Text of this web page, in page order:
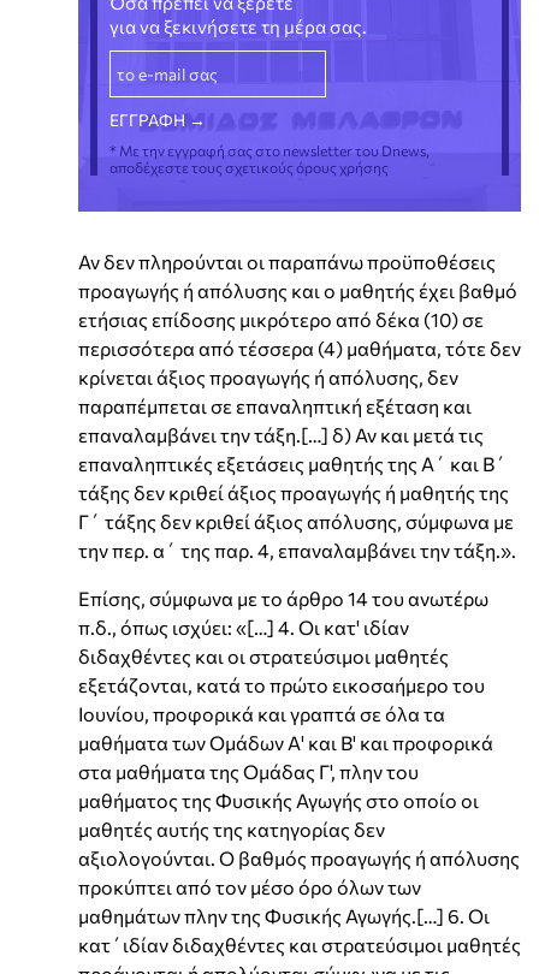
για να ξεκινήσετε τη μέρα σας.
* Με την εγγραφή σας στο newsletter του Dnews,
αποδέχεστε τους σχετικούς όρους χρήσης
Αν δεν πληρούνται οι παραπάνω προϋποθέσεις
προαγωγής ή απόλυσης και ο μαθητής έχει βαθμό
ετήσιας επίδοσης μικρότερο από δέκα (10) σε
περισσότερα από τέσσερα (4) μαθήματα, τότε δεν
κρίνεται άξιος προαγωγής ή απόλυσης, δεν
παραπέμπεται σε επαναληπτική εξέταση και
επαναλαμβάνει την τάξη.[…] δ) Αν και μετά τις
επαναληπτικές εξετάσεις μαθητής της Α΄ και Β΄
τάξης δεν κριθεί άξιος προαγωγής ή μαθητής της
Γ΄ τάξης δεν κριθεί άξιος απόλυσης, σύμφωνα με
την περ. α΄ της παρ. 4, επαναλαμβάνει την τάξη.».
Επίσης, σύμφωνα με το άρθρο 14 του ανωτέρω
π.δ., όπως ισχύει: «[…] 4. Οι κατ' ιδίαν
διδαχθέντες και οι στρατεύσιμοι μαθητές
εξετάζονται, κατά το πρώτο εικοσαήμερο του
Ιουνίου, προφορικά και γραπτά σε όλα τα
μαθήματα των Ομάδων Α' και Β' και προφορικά
στα μαθήματα της Ομάδας Γ', πλην του
μαθήματος της Φυσικής Αγωγής στο οποίο οι
μαθητές αυτής της κατηγορίας δεν
αξιολογούνται. Ο βαθμός προαγωγής ή απόλυσης
προκύπτει από τον μέσο όρο όλων των
μαθημάτων πλην της Φυσικής Αγωγής.[…] 6. Οι
κατ΄ιδίαν διδαχθέντες και στρατεύσιμοι μαθητές